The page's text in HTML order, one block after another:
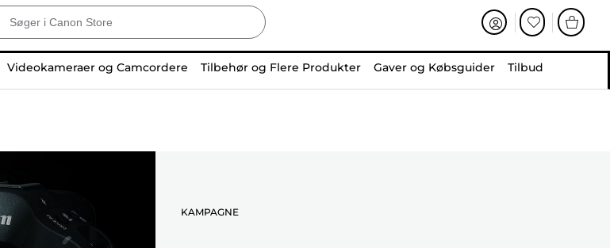
Videokameraer og Camcordere Tilbehør og Flere Produkter Gaver og Købsguider Tilbud
KAMPAGNE